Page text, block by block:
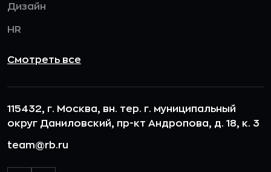
Дизайн
HR
Смотреть все
115432, г. Москва, вн. тер. г. муниципальный
округ Даниловский, пр-кт Андропова, д. 18, к. 3
team@rb.ru